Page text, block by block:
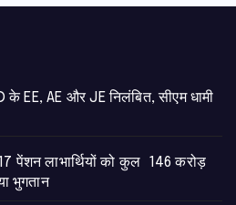
के EE, AE और JE निलंबित, सीएम धामी
पेंशन लाभार्थियों को कुल 146 करोड़
भुगतान